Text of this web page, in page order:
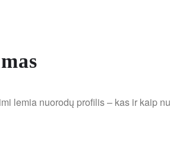
lemia nuorodų profilis – kas ir kaip